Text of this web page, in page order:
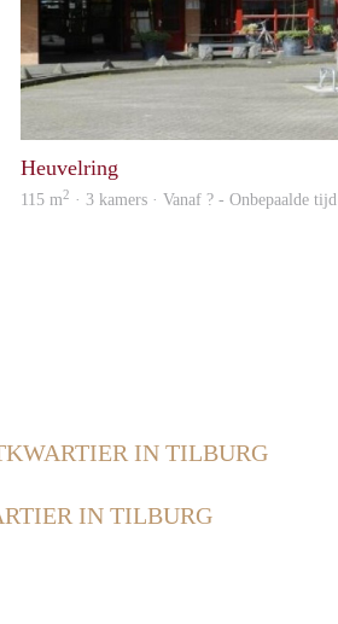
Heuvelring
115 m2 · 3 kamers · Vanaf ? - Onbepaalde tijd
IN TILBURG
IN TILBURG